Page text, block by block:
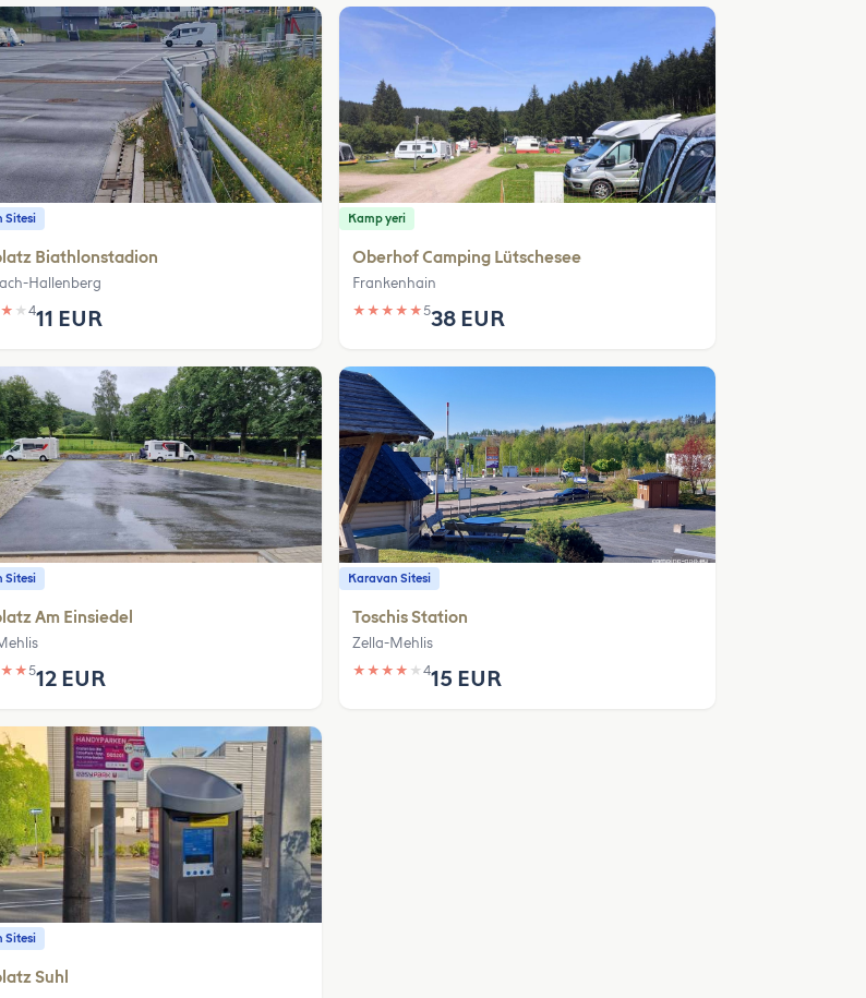
Sitesi
Biathlonstadion
Hallenberg
★ ★411 EUR
Kamp yeri
Oberhof Camping Lütschesee
Frankenhain
★ ★ ★ ★ ★538 EUR
Sitesi
Am Einsiedel
★ ★512 EUR
Karavan Sitesi
Toschis Station
Zella-Mehlis
★ ★ ★ ★ ★ 415 EUR
Sitesi
Suhl